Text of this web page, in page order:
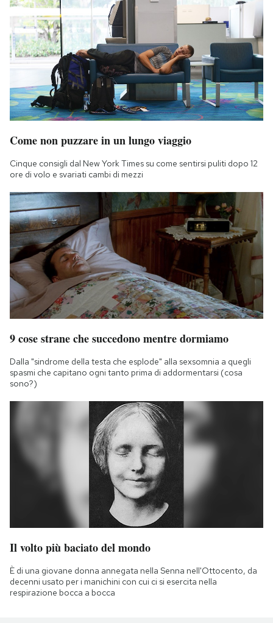
Come non puzzare in un lungo viaggio
Cinque consigli dal New York Times su come sentirsi puliti dopo 12
ore di volo e svariati cambi di mezzi
9 cose strane che succedono mentre dormiamo
Dalla "sindrome della testa che esplode" alla sexsomnia a quegli
spasmi che capitano ogni tanto prima di addormentarsi (cosa
sono?)
Il volto più baciato del mondo
È di una giovane donna annegata nella Senna nell'Ottocento, da
decenni usato per i manichini con cui ci si esercita nella
respirazione bocca a bocca